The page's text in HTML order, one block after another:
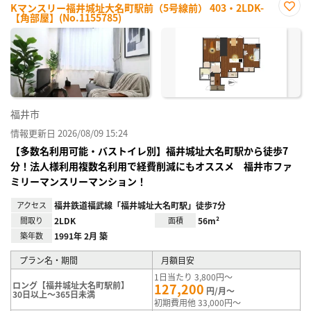
Kマンスリー福井城址大名町駅前（5号線前） 403・2LDK-
【角部屋】(No.1155785)
に入
福井市
情報更新日 2026/08/09 15:24
【多数名利用可能・バストイレ別】福井城址大名町駅から徒歩7
分！法人様利用複数名利用で経費削減にもオススメ 福井市ファ
ミリーマンスリーマンション！
アクセス 福井鉄道福武線「福井城址大名町駅」徒歩7分
間取り 2LDK 面積 56m²
築年数 1991年 2月 築
プラン名・期間 月額目安
ロング【福井城址大名町駅前】
30日以上～365日未満
1日当たり 3,800円～
127,200 円/月～
初期費用他 33,000円～